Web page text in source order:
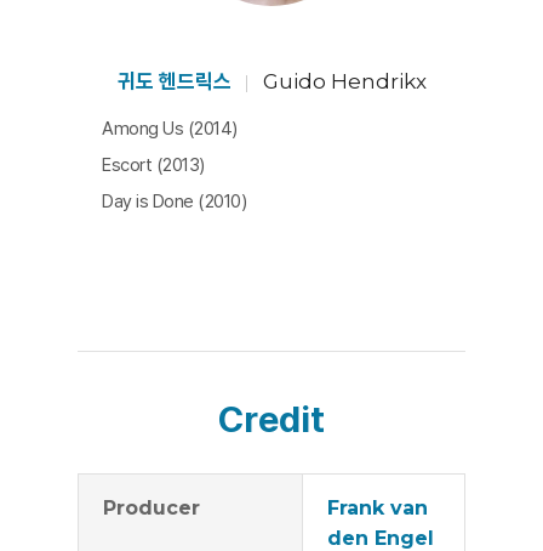
이들의 주장과 요구를 하나씩 검토하고 반박한다. 기독교
등의 21세기적 사건들 속에서 대량 이주민으로 인해 유럽
귀도 헨드릭스 Guido Hendrikx
Among Us (2014)
Escort (2013)
Day is Done (2010)
Credit
Producer
Frank van
den Engel